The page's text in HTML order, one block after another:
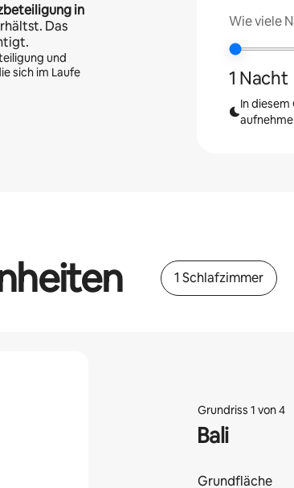
in
Das
und
sich im Laufe
Wie viele
1 Nacht
In
1 Schlafzimmer
Grundriss 1 von 4
Bali
Grundfläche